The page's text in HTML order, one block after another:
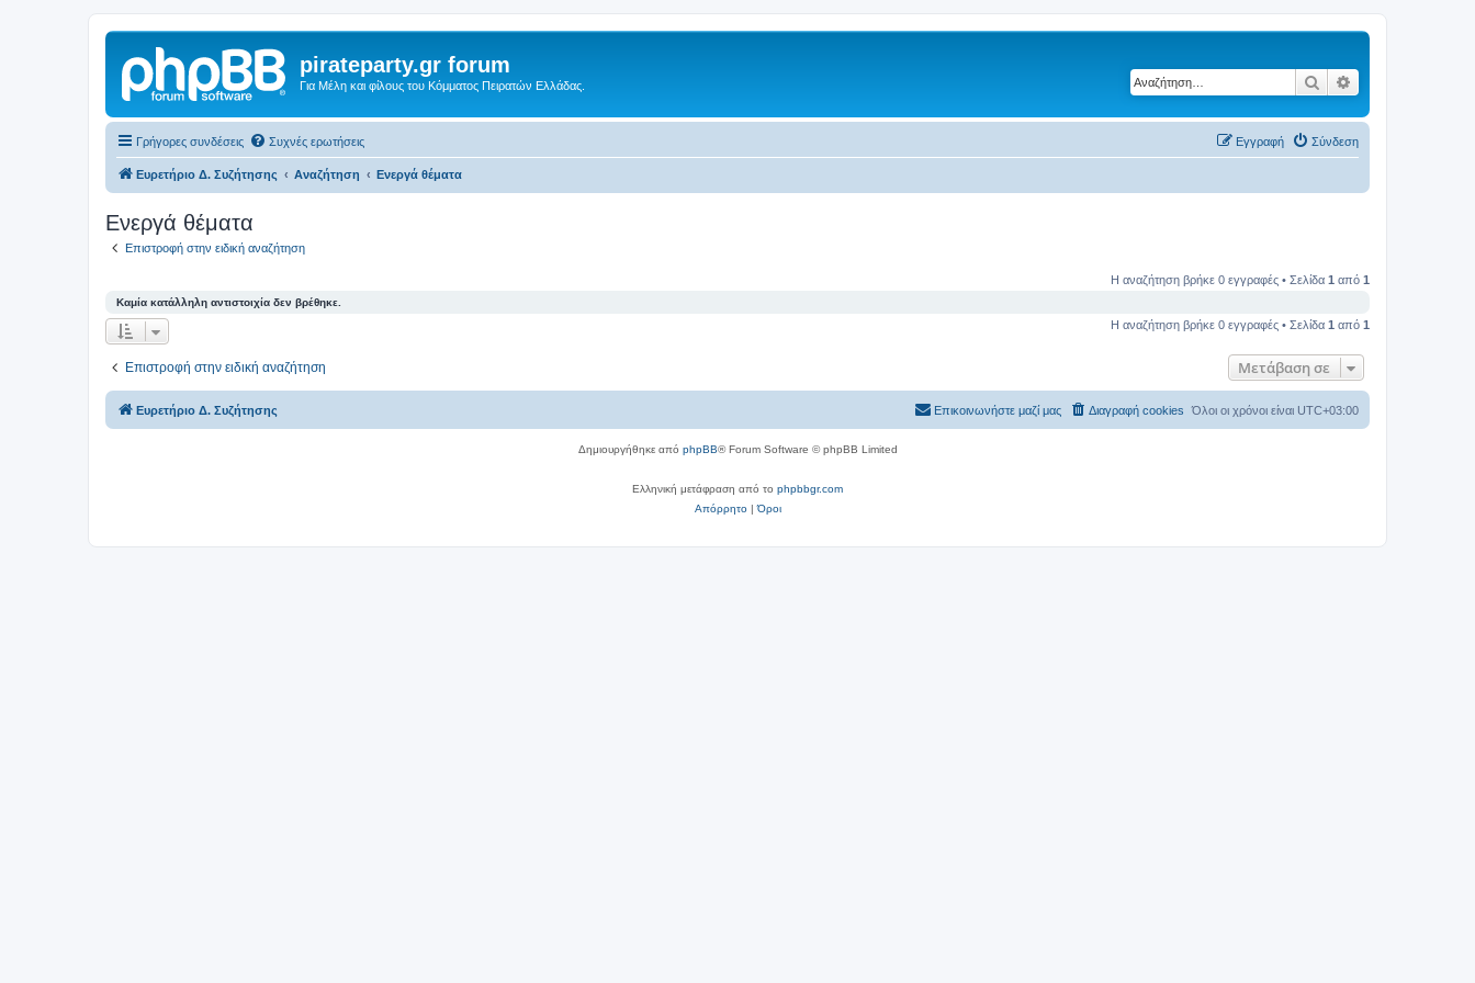
pirateparty.gr forum
Για Μέλη και φίλους του Κόμματος Πειρατών Ελλάδας. Αναζήτηση
Γρήγορες συνδέσεις Συχνές ερωτήσεις Σύνδεση
Εγγραφή
Ευρετήριο Δ. Συζήτησης Αναζήτηση Ενεργά θέματα
Ενεργά θέματα
Επιστροφή στην ειδική αναζήτηση
Η αναζήτηση βρήκε 0 εγγραφές • Σελίδα 1 από 1
Καμία κατάλληλη αντιστοιχία δεν βρέθηκε.
Η αναζήτηση βρήκε 0 εγγραφές • Σελίδα 1 από 1
Επιστροφή στην ειδική αναζήτηση Μετάβαση σε
Ευρετήριο Δ. Συζήτησης Όλοι οι χρόνοι είναι UTC+03:00
Διαγραφή cookies
Επικοινωνήστε μαζί μας
Δημιουργήθηκε από phpBB® Forum Software © phpBB Limited
Ελληνική μετάφραση από το phpbbgr.com
Απόρρητο|Όροι